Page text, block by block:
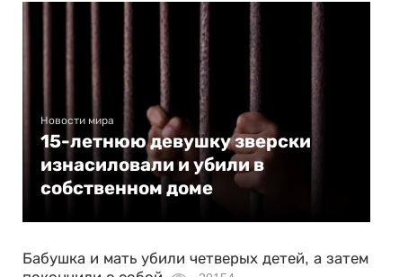
Новости мира
15-летнюю девушку зверски
изнасиловали и убили в
собственном доме
Бабушка и мать убили четверых детей, а затем